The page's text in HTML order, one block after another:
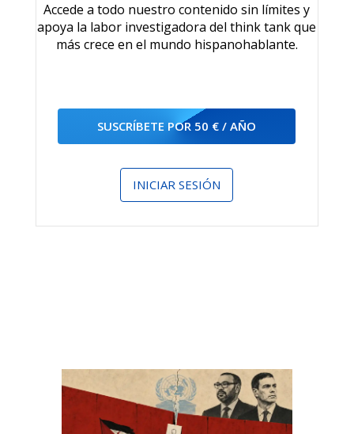
Accede a todo nuestro contenido sin límites y
apoya la labor investigadora del think tank que
más crece en el mundo hispanohablante.
SUSCRÍBETE POR 50 € / AÑO
INICIAR SESIÓN